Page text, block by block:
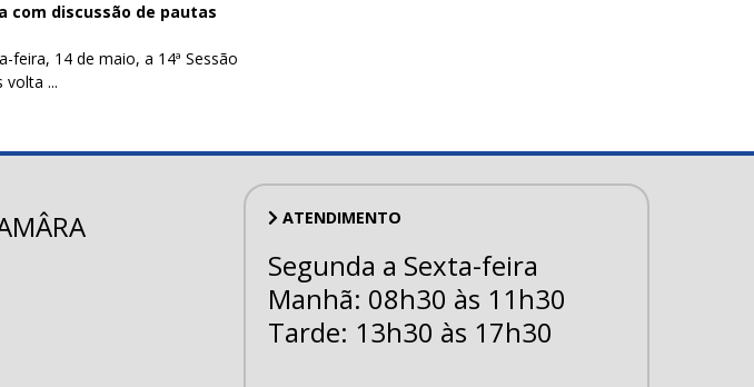
com discussão de pautas
feira, 14 de maio, a 14ª Sessão
volta ...
ATENDIMENTO
Segunda a Sexta-feira
Manhã: 08h30 às 11h30
Tarde: 13h30 às 17h30